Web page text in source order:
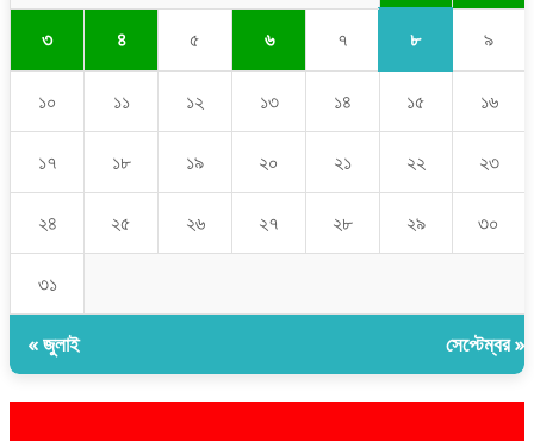
৩ ৪ ৫ ৬ ৭ ৮ ৯
১০ ১১ ১২ ১৩ ১৪ ১৫ ১৬
১৭ ১৮ ১৯ ২০ ২১ ২২ ২৩
২৪ ২৫ ২৬ ২৭ ২৮ ২৯ ৩০
৩১
« জুলাই সেপ্টেম্বর »